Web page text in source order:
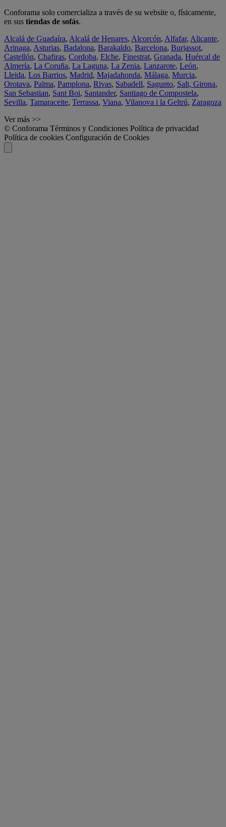
Conforama solo comercializa a través de su website o, físicamente,
en sus tiendas de sofás.
Alcalá de Guadaíra, Alcalá de Henares, Alcorcón, Alfafar, Alicante,
Arinaga, Asturias, Badalona, Barakaldo, Barcelona, Burjassot,
Castellón, Chafiras, Cordoba, Elche, Finestrat, Granada, Huércal de
Almería, La Coruña, La Laguna, La Zenia, Lanzarote, León,
Lleida, Los Barrios, Madrid, Majadahonda, Málaga, Murcia,
Orotava, Palma, Pamplona, Rivas, Sabadell, Sagunto, Salt, Girona,
San Sebastian, Sant Boi, Santander, Santiago de Compostela,
Sevilla, Tamaraceite, Terrassa, Viana, Vilanova i la Geltrú, Zaragoza
Ver más >>
© Conforama Términos y Condiciones Política de privacidad
Política de cookies Configuración de Cookies